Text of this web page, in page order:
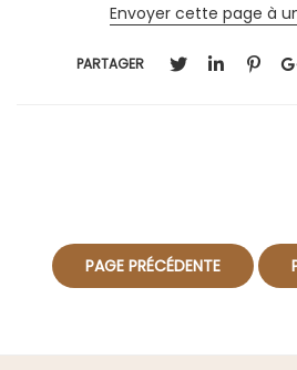
Envoyer cette page à
PARTAGER